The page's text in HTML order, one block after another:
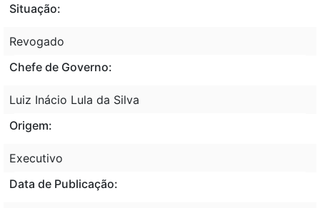
Situação:
Revogado
Chefe de Governo:
Luiz Inácio Lula da Silva
Origem:
Executivo
Data de Publicação: